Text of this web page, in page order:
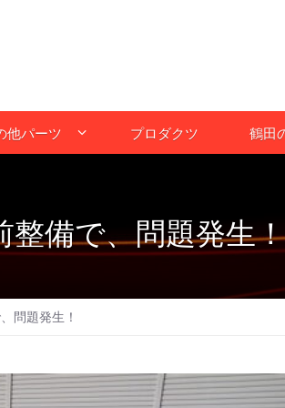
他パーツ プロダクツ 鶴田
備で、問題発生！
問題発生！